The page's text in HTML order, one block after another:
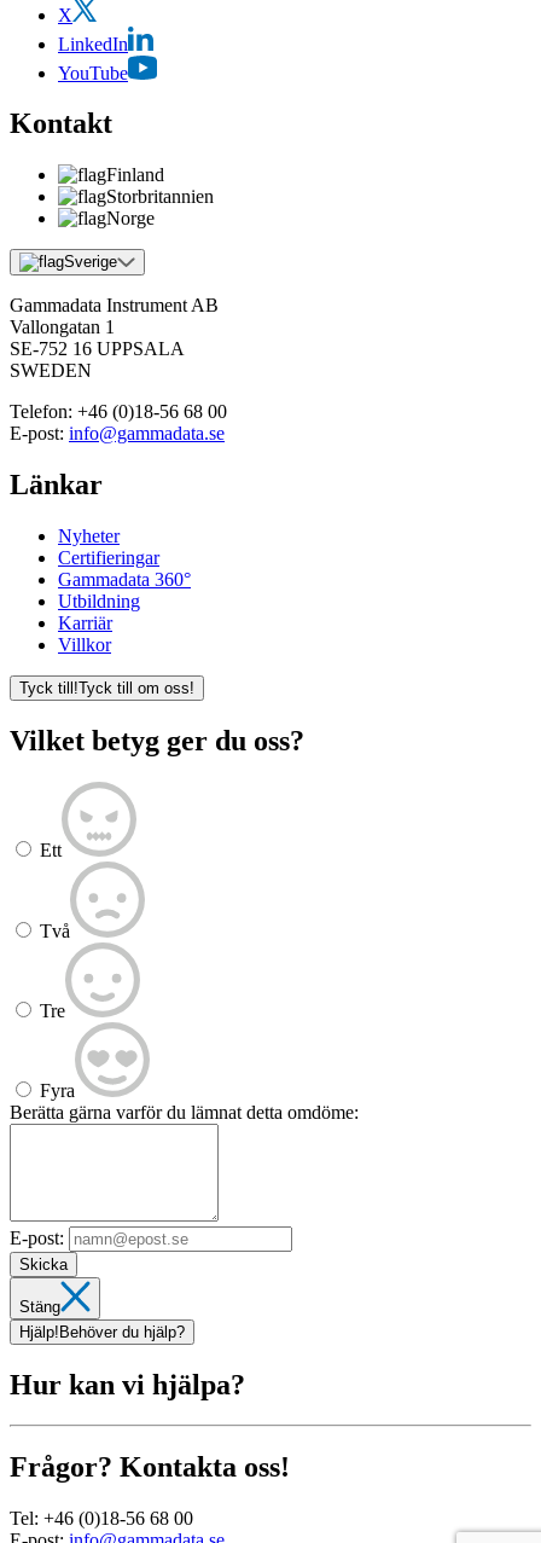
X
LinkedIn
YouTube
Kontakt
Finland
Storbritannien
Norge
Sverige
Gammadata Instrument AB
Vallongatan 1
SE-752 16 UPPSALA
SWEDEN
Telefon: +46 (0)18-56 68 00
E-post: info@gammadata.se
Länkar
Nyheter
Certifieringar
Gammadata 360°
Utbildning
Karriär
Villkor
Tyck till!Tyck till om oss!
Vilket betyg ger du oss?
Ett
Två
Tre
Fyra
Berätta gärna varför du lämnat detta omdöme:
E-post:
Skicka
Stäng
Hjälp!Behöver du hjälp?
Hur kan vi hjälpa?
Frågor? Kontakta oss!
Tel: +46 (0)18-56 68 00